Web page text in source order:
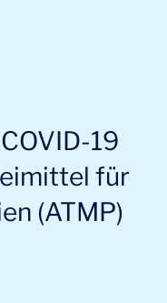
19
für
(ATMP)